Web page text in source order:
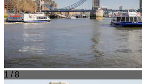
1 / 8